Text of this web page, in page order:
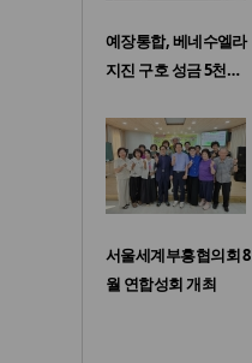
예장통합, 베네수엘라
지진 구호 성금 5천…
서울세계부흥협의회 8
월 연합성회 개최